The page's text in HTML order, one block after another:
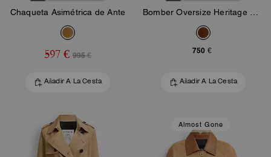
Chaqueta Asimétrica de Ante
597 € 995 €
Añadir A La Cesta
750 €
Añadir A La Cesta
Almost Gone